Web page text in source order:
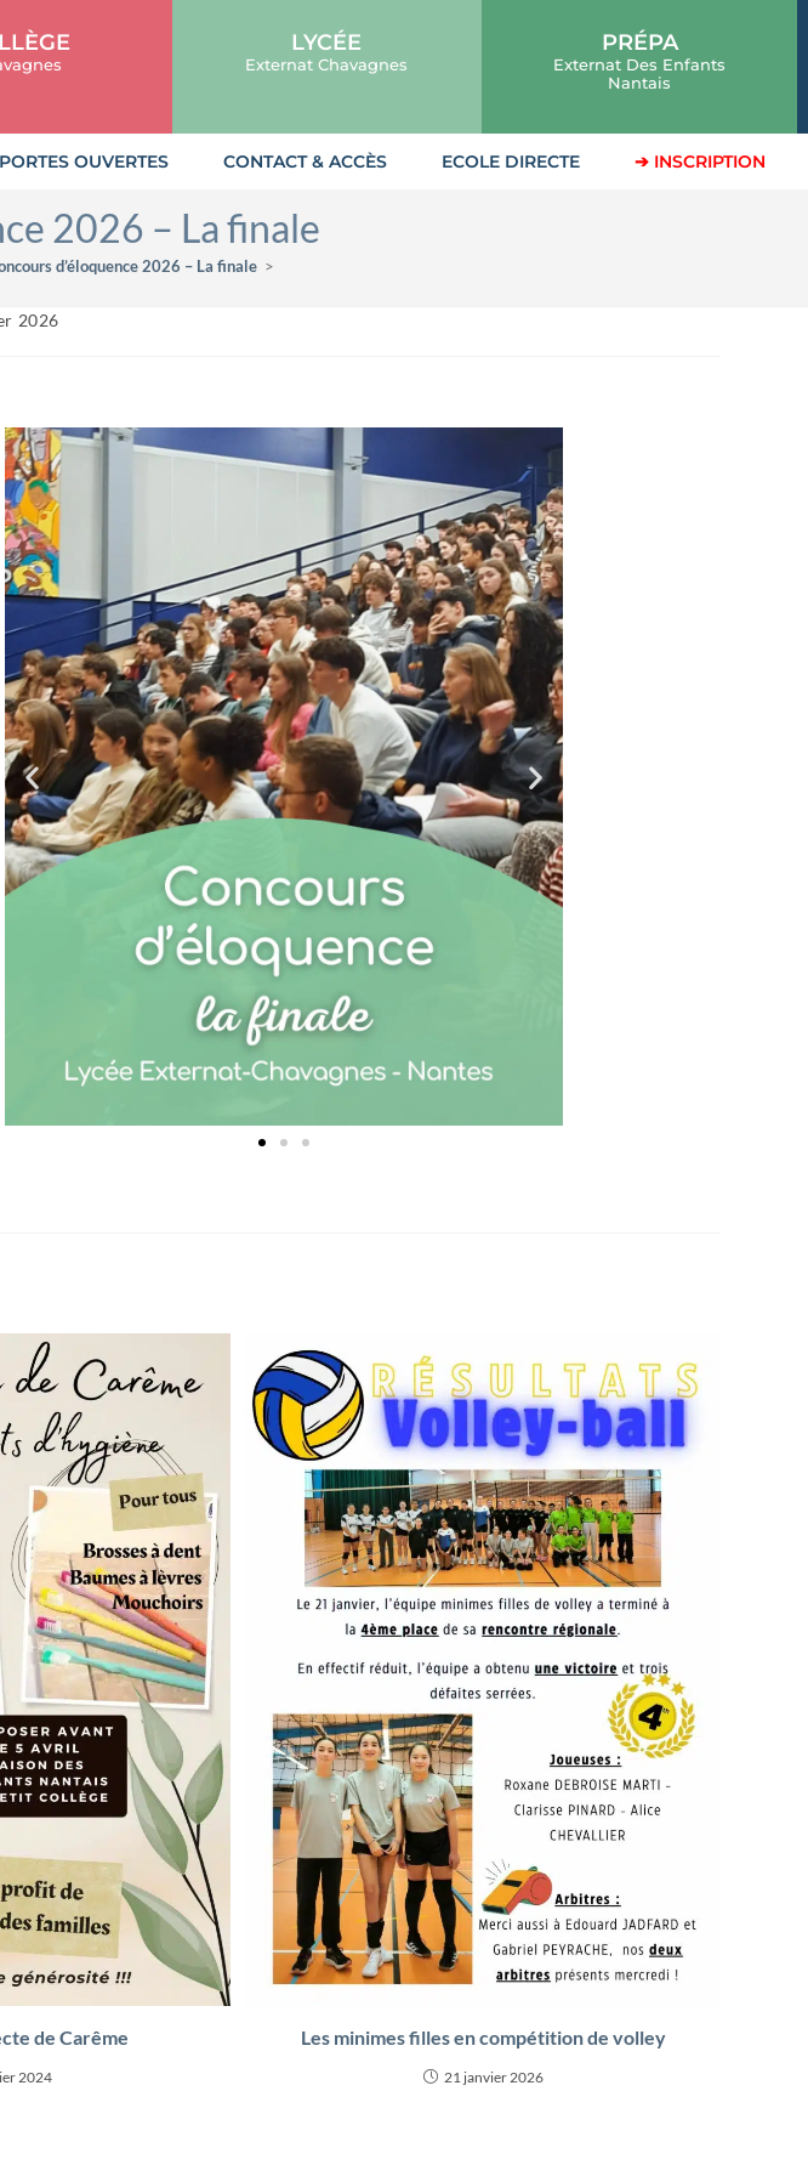
LYCÉE
Externat Chavagnes
PRÉPA
Externat Des Enfants
Nantais
PORTES OUVERTES CONTACT & ACCÈS ECOLE DIRECTE ➔ INSCRIPTION
2026 – La finale
d’éloquence 2026 – La finale >
2026
de Carême
2024
Les minimes filles en compétition de volley
21 janvier 2026